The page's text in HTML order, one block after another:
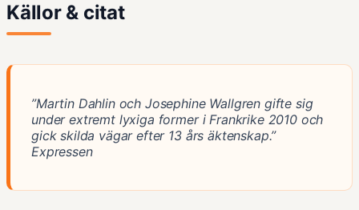
Källor & citat
”Martin Dahlin och Josephine Wallgren gifte sig
under extremt lyxiga former i Frankrike 2010 och
gick skilda vägar efter 13 års äktenskap.”
Expressen